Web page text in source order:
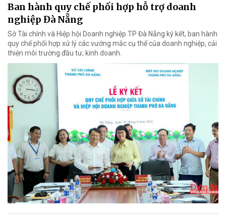
Ban hành quy chế phối hợp hỗ trợ doanh
nghiệp Đà Nẵng
Sở Tài chính và Hiệp hội Doanh nghiệp TP Đà Nẵng ký kết, ban hành
quy chế phối hợp xử lý các vướng mắc cụ thể của doanh nghiệp, cải
thiện môi trường đầu tư, kinh doanh.